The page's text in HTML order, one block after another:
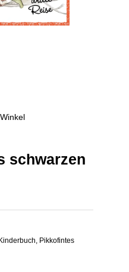
schwarzen
Kinderbuch, Pikkofintes